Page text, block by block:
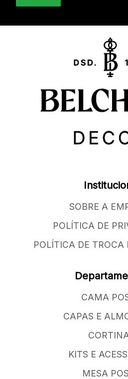
SOBRE A
POLÍTICA DE
POLÍTICA DE TROCA
CAMA
CAPAS E
KITS E
MESA